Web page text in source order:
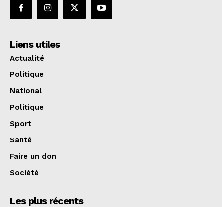
Liens utiles
Actualité
Politique
National
Politique
Sport
Santé
Faire un don
Société
Les plus récents